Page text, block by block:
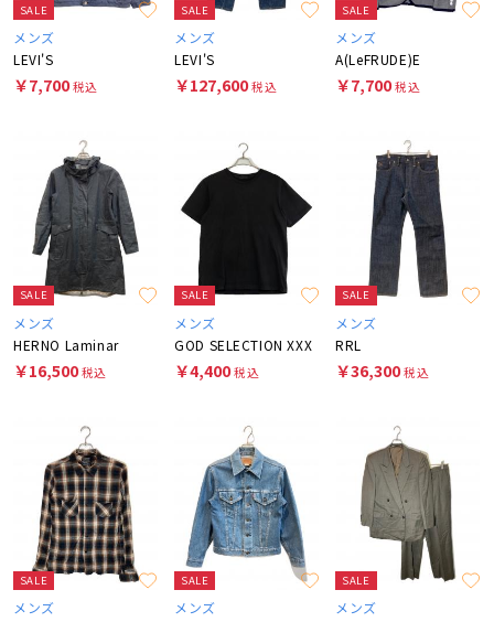
SALE
メンズ
LEVI'S
￥7,700税込
SALE
メンズ
LEVI'S
￥127,600税込
SALE
メンズ
A(LeFRUDE)E
￥7,700税込
SALE
メンズ
HERNO Laminar
￥16,500税込
SALE
メンズ
GOD SELECTION XXX
￥4,400税込
SALE
メンズ
RRL
￥36,300税込
SALE
メンズ
SALE
メンズ
SALE
メンズ